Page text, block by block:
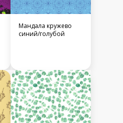
Мандала кружево
синий/голубой